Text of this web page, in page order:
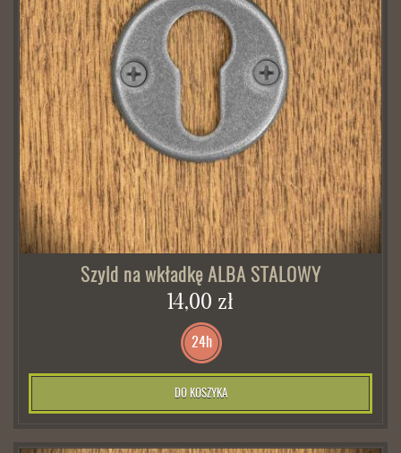
Szyld na wkładkę ALBA STALOWY
14,00 zł
24h
DO KOSZYKA